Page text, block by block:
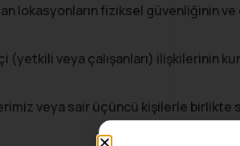
lokasyonların fiziksel güvenliğinin
veya çalışanları) ilişkilerinin
veya sair üçüncü kişilerle